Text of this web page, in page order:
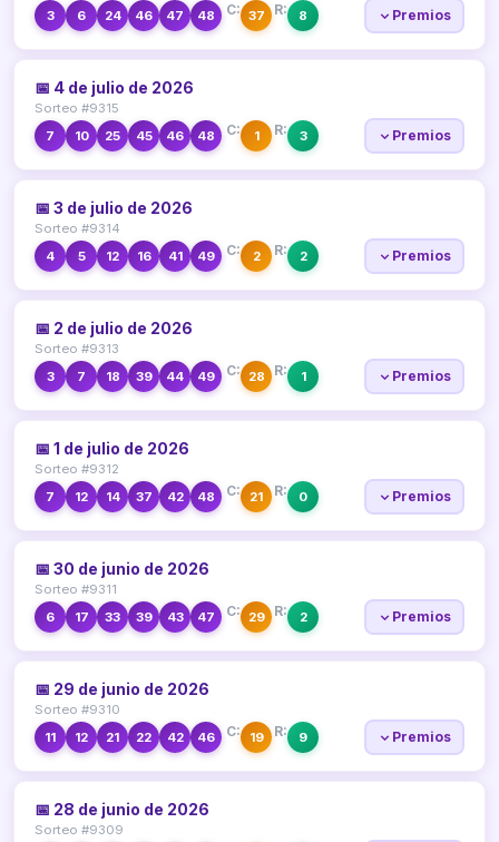
3
6 24 46 47 48 C: 37 R: 8 Premios
📅 4 de julio de 2026
Sorteo #9315
7
10 25 45 46 48 C: 1 R: 3 Premios
📅 3 de julio de 2026
Sorteo #9314
4
5 12 16 41 49 C: 2 R: 2 Premios
📅 2 de julio de 2026
Sorteo #9313
3
7 18 39 44 49 C: 28 R: 1 Premios
📅 1 de julio de 2026
Sorteo #9312
7
12 14 37 42 48 C: 21 R: 0 Premios
📅 30 de junio de 2026
Sorteo #9311
6
17 33 39 43 47 C: 29 R: 2 Premios
📅 29 de junio de 2026
Sorteo #9310
11
12 21 22 42 46 C: 19 R: 9 Premios
📅 28 de junio de 2026
Sorteo #9309